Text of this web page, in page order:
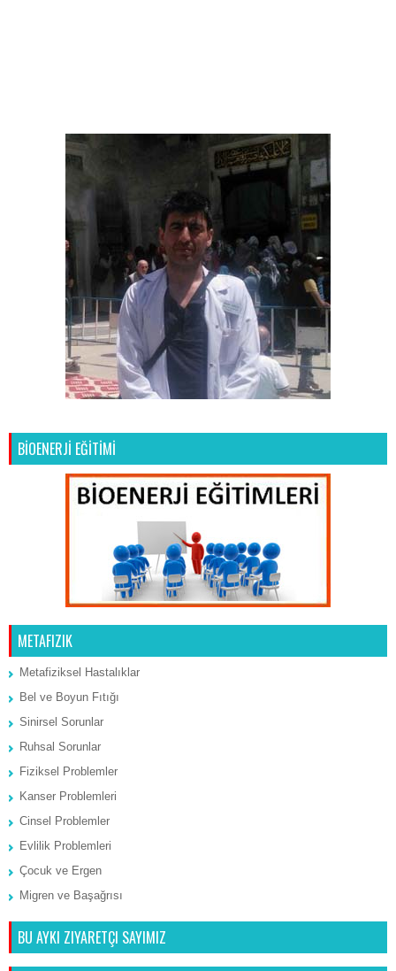
BİOENERJİ EĞİTİMİ
METAFIZIK
Metafiziksel Hastalıklar
Bel ve Boyun Fıtığı
Sinirsel Sorunlar
Ruhsal Sorunlar
Fiziksel Problemler
Kanser Problemleri
Cinsel Problemler
Evlilik Problemleri
Çocuk ve Ergen
Migren ve Başağrısı
BU AYKI ZIYARETÇI SAYIMIZ